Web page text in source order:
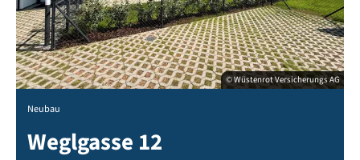
© Wüstenrot Versicherungs AG
Neubau
Weglgasse 12